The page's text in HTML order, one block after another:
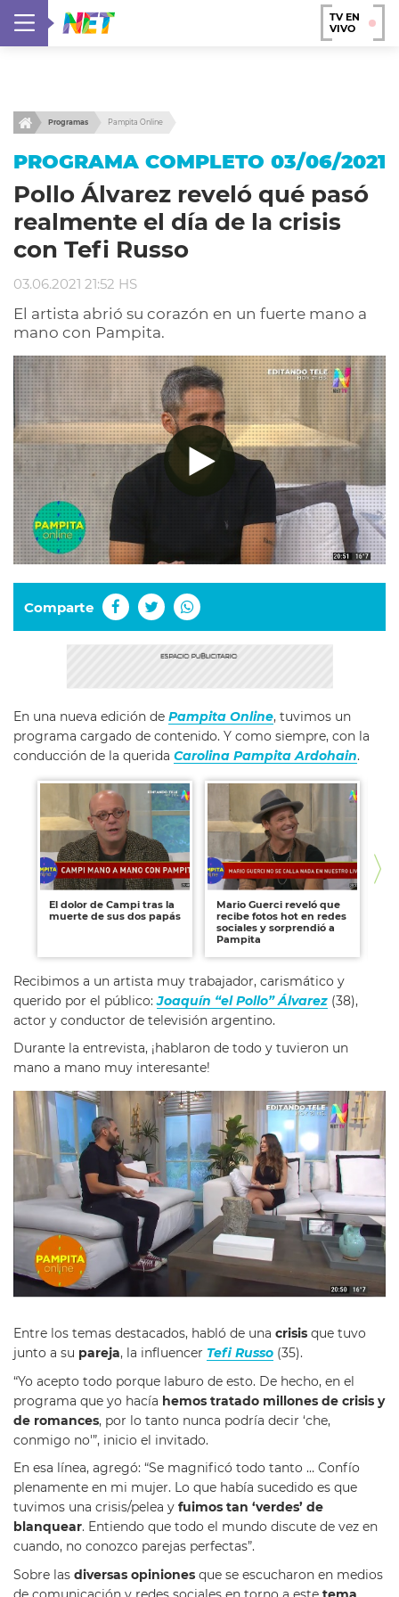
TV EN
VIVO
Programas Pampita Online
PROGRAMA COMPLETO 03/06/2021
Pollo Álvarez reveló qué pasó
realmente el día de la crisis
con Tefi Russo
03.06.2021 21:52 HS
El artista abrió su corazón en un fuerte mano a
mano con Pampita.
Comparte
En una nueva edición de Pampita Online, tuvimos un
programa cargado de contenido. Y como siempre, con la
conducción de la querida Carolina Pampita Ardohain.
El dolor de Campi tras la
muerte de sus dos papás
Mario Guerci reveló que
recibe fotos hot en redes
sociales y sorprendió a
Pampita
Recibimos a un artista muy trabajador, carismático y
querido por el público:Joaquín “el Pollo” Álvarez (38),
actor y conductor de televisión argentino.
Durante la entrevista, ¡hablaron de todo y tuvieron un
mano a mano muy interesante!
Entre los temas destacados, habló de una crisis que tuvo
junto a su pareja, la influencer Tefi Russo (35).
“Yo acepto todo porque laburo de esto. De hecho, en el
programa que yo hacía hemos tratado millones de crisis y
de romances, por lo tanto nunca podría decir ‘che,
conmigo no'”, inicio el invitado.
En esa línea, agregó: “Se magnificó todo tanto … Confío
plenamente en mi mujer. Lo que había sucedido es que
tuvimos una crisis/pelea y fuimos tan ‘verdes’ de
blanquear. Entiendo que todo el mundo discute de vez en
cuando, no conozco parejas perfectas”.
Sobre las diversas opiniones que se escucharon en medios
de comunicación y redes sociales en torno a este tema